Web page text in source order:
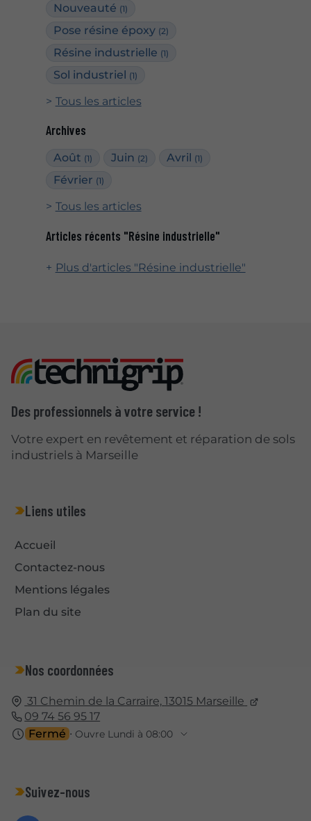
Nouveauté (1)
Pose résine époxy (2)
Résine industrielle (1)
Sol industriel (1)
Tous les articles
Archives
Août (1) Juin (2) Avril (1)
Février (1)
Tous les articles
Articles récents "Résine industrielle"
Plus d'articles "Résine industrielle"
Des professionnels à votre service !
Votre expert en revêtement et réparation de sols
industriels à Marseille
Liens utiles
Accueil
Contactez-nous
Mentions légales
Plan du site
Nos coordonnées
31 Chemin de la Carraire, 13015 Marseille
09 74 56 95 17
Fermé ⋅ Ouvre Lundi à 08:00
Suivez-nous